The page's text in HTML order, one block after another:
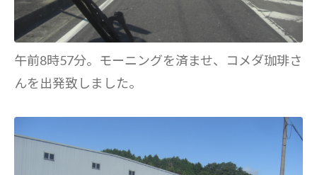
午前8時57分。モーニングを済ませ、コメダ珈琲さ
んを出発致しました。